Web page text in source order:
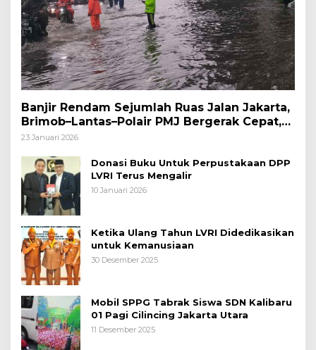
Banjir Rendam Sejumlah Ruas Jalan Jakarta,
Brimob–Lantas–Polair PMJ Bergerak Cepat,
Polri Siagakan 128.247 Personel Secara
23 Januari 2026
Donasi Buku Untuk Perpustakaan DPP
LVRI Terus Mengalir
10 Januari 2026
Ketika Ulang Tahun LVRI Didedikasikan
untuk Kemanusiaan
30 Desember 2025
Mobil SPPG Tabrak Siswa SDN Kalibaru
01 Pagi Cilincing Jakarta Utara
11 Desember 2025